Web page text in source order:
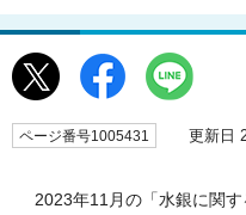
ページ番号1005431 更新日
2023年11月の「水銀に関す